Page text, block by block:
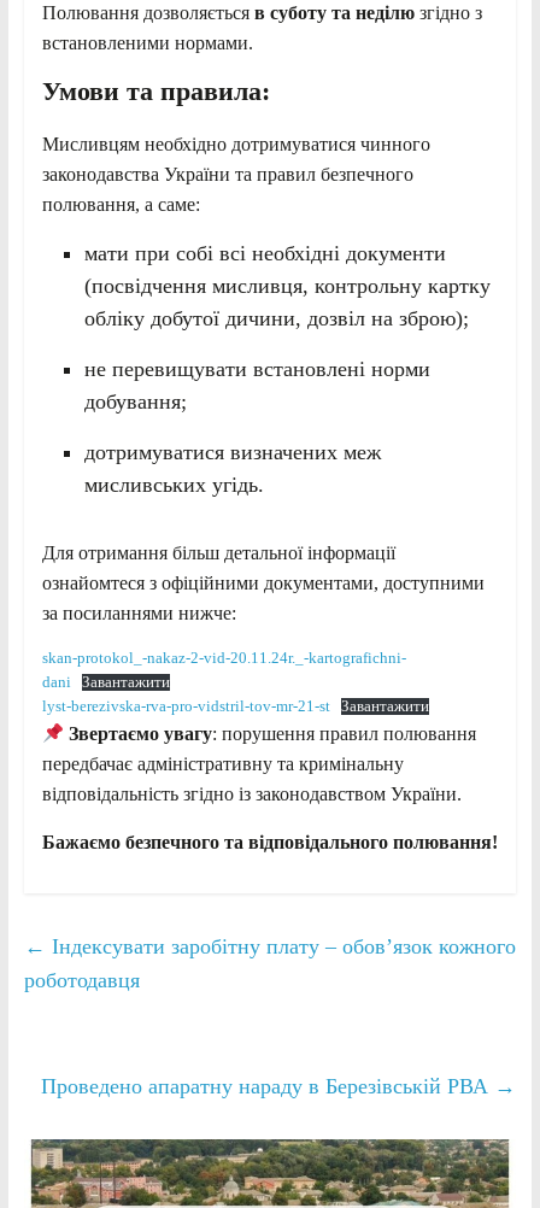
Полювання дозволяється в суботу та неділюзгідно з
встановленими нормами.
Умови та правила:
Мисливцям необхідно дотримуватися чинного
законодавства України та правил безпечного
полювання, а саме:
мати при собі всі необхідні документи
(посвідчення мисливця, контрольну картку
обліку добутої дичини, дозвіл на зброю);
не перевищувати встановлені норми
добування;
дотримуватися визначених меж
мисливських угідь.
Для отримання більш детальної інформації
ознайомтеся з офіційними документами, доступними
за посиланнями нижче:
skan-protokol_-nakaz-2-vid-20.11.24r._-kartografichni-
dani
Завантажити
lyst-berezivska-rva-pro-vidstril-tov-mr-21-st
Завантажити
Звертаємо увагу: порушення правил полювання
передбачає адміністративну та кримінальну
відповідальність згідно із законодавством України.
Бажаємо безпечного та відповідального полювання!
← Індексувати заробітну плату – обов’язок кожного
роботодавця
Проведено апаратну нараду в Березівській РВА →